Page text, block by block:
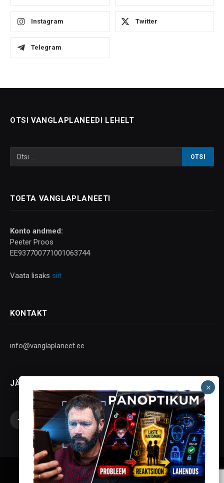
Instagram Twitter
Telegram
OTSI VANGLAPLANEEDI LEHELT
TOETA VANGLAPLANEETI
Konto andmed:
Peeter Proos
EE937700771001063744
Vaata lisaks siit
KONTAKT
info@vanglaplaneet.ee
JÄLGI SOTSIAALMEEDIAS
Facebook
X
(Twitter)
InstagramYouTubeTelegram